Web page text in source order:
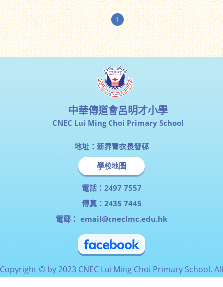
1
中華傳道會呂明才小學
CNEC Lui Ming Choi Primary School
地址：新界青衣長發邨
學校地圖
電話：2497 7557
傳真：2435 7445
電郵： email@cneclmc.edu.hk
Copyright © by 2023 CNEC Lui Ming Choi Primary School. All
Rights Reserved.